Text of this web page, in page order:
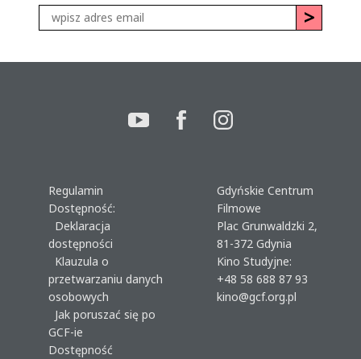
Regulamin
Dostępność:
Deklaracja
dostępności
Klauzula o
przetwarzaniu danych
osobowych
Jak poruszać się po
GCF-ie
Dostępność
Gdyńskie Centrum
Filmowe
Plac Grunwaldzki 2,
81-372 Gdynia
Kino Studyjne:
+48 58 688 87 93
kino@gcf.org.pl